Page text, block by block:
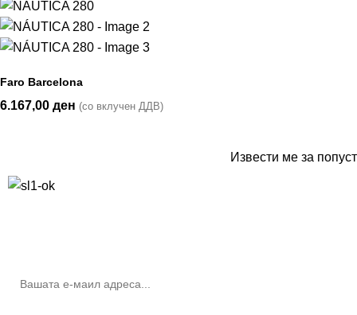
Faro Barcelona
6.167,00 ден (со вклучен ДДВ)
Извести ме за попуст